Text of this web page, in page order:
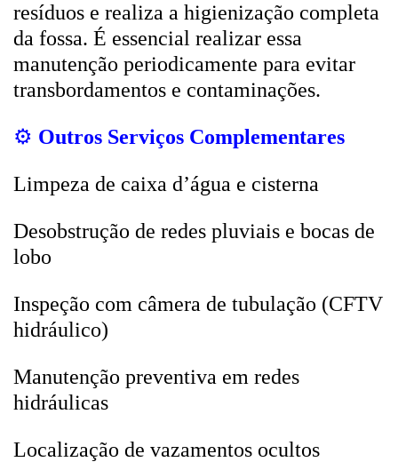
resíduos e realiza a higienização completa
da fossa. É essencial realizar essa
manutenção periodicamente para evitar
transbordamentos e contaminações.
⚙️ Outros Serviços Complementares
Limpeza de caixa d’água e cisterna
Desobstrução de redes pluviais e bocas de
lobo
Inspeção com câmera de tubulação (CFTV
hidráulico)
Manutenção preventiva em redes
hidráulicas
Localização de vazamentos ocultos